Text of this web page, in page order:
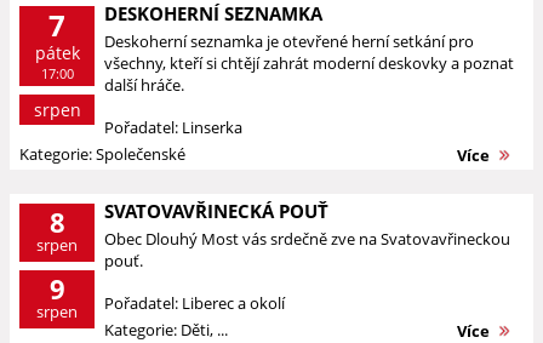
7
pátek
17:00
srpen
DESKOHERNÍ SEZNAMKA
Deskoherní seznamka je otevřené herní setkání pro
všechny, kteří si chtějí zahrát moderní deskovky a poznat
další hráče.
Pořadatel: Linserka
Kategorie: Společenské
Více
8
srpen
9
srpen
SVATOVAVŘINECKÁ POUŤ
Obec Dlouhý Most vás srdečně zve na Svatovavřineckou
pouť.
Pořadatel: Liberec a okolí
Kategorie: Děti, ...
Více